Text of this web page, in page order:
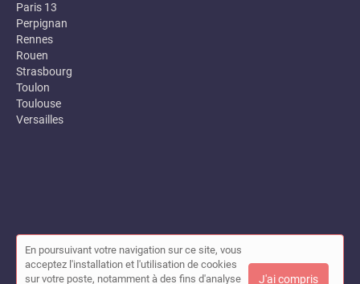
Paris 13
Perpignan
Rennes
Rouen
Strasbourg
Toulon
Toulouse
Versailles
© Annuaire des entreprises locales (Garance) 2026 |
Mon compte|Contact
En poursuivant votre navigation sur ce site, vous
acceptez l'installation et l'utilisation de cookies
sur votre poste, notamment à des fins d'analyse
J'ai compris